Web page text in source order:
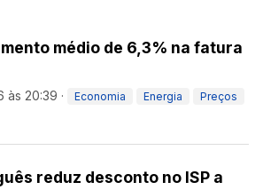
médio de 6,3% na fatura
às 20:39 · Economia Energia Preços
reduz desconto no ISP a